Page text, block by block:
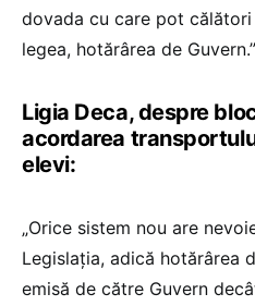
dovada cu care pot
legea, hotărârea de Guvern.”
Ligia Deca, despre
acordarea
elevi:
„Orice sistem nou are
Legislația, adică hotărârea
emisă de către Guvern